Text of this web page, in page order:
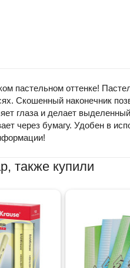
пастельном оттенке!
Скошенный наконечник
глаза и делает
через бумагу. Удобен в
также купили